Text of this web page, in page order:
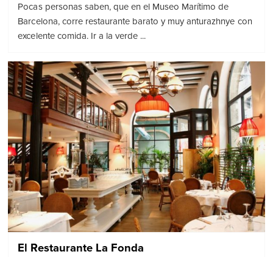
Pocas personas saben, que en el Museo Marítimo de
Barcelona, ​​corre restaurante barato y muy anturazhnye con
excelente comida. Ir a la verde ...
El Restaurante La Fonda